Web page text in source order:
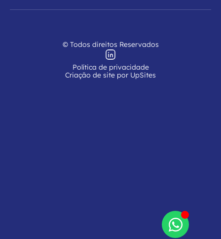
© Todos direitos Reservados
Política de privacidade
Criação de site por UpSites